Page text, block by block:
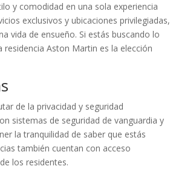
y comodidad en una sola experiencia
exclusivos y ubicaciones privilegiadas,
vida de ensueño. Si estás buscando lo
Aston Martin es la elección
de la privacidad y seguridad
sistemas de seguridad de vanguardia y
la tranquilidad de saber que estás
también cuentan con acceso
los residentes.